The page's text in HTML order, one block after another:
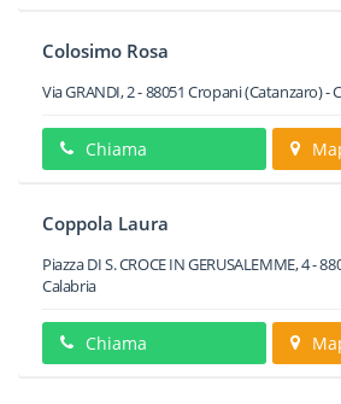
Colosimo Rosa
Via GRANDI, 2-88051 Cropani(Catanzaro) -
Chiama
Coppola Laura
Piazza DI S. CROCE IN GERUSALEMME, 4-
Calabria
Chiama